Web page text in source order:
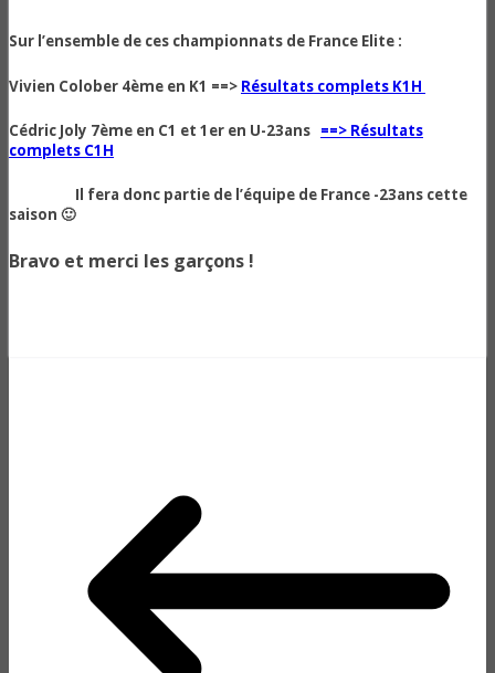
Sur l’ensemble de ces championnats de France Elite :
Vivien Colober 4ème en K1 ==> Résultats complets K1H
Cédric Joly 7ème en C1 et 1er en U-23ans ==> Résultats
complets C1H
Il fera donc partie de l’équipe de France -23ans cette
saison 🙂
Bravo et merci les garçons !